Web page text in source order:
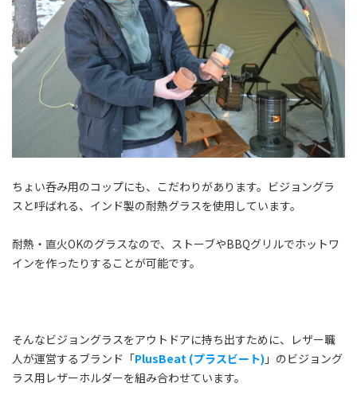
ちょい呑み用のコップにも、こだわりがあります。ビジョングラ
スと呼ばれる、インド製の耐熱グラスを使用しています。
耐熱・直火OKのグラスなので、ストーブやBBQグリルでホットワ
インを作ったりすることが可能です。
そんなビジョングラスをアウトドアに持ち出すために、レザー職
人が運営するブランド「PlusBeat (プラスビート) 」のビジョング
ラス用レザーホルダーを組み合わせています。